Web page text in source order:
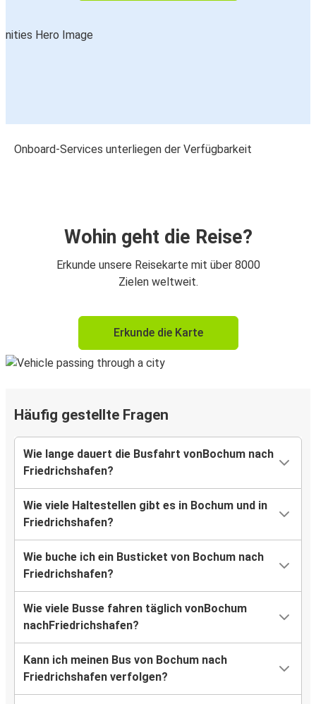
Onboard-Services unterliegen der Verfügbarkeit
Wohin geht die Reise?
Erkunde unsere Reisekarte mit über 8000
Zielen weltweit.
Erkunde die Karte
Häufig gestellte Fragen
Wie lange dauert die Busfahrt vonBochum nach
Friedrichshafen?
Wie viele Haltestellen gibt es in Bochum und in
Friedrichshafen?
Wie buche ich ein Busticket von Bochum nach
Friedrichshafen?
Wie viele Busse fahren täglich vonBochum
nachFriedrichshafen?
Kann ich meinen Bus von Bochum nach
Friedrichshafen verfolgen?